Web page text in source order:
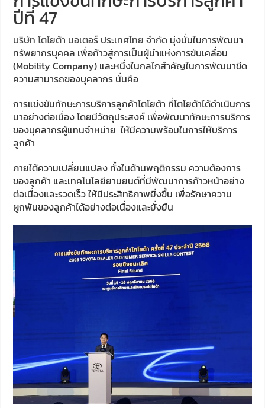
ปีที่ 47
บริษัท โตโยต้า มอเตอร์ ประเทศไทย จำกัด มุ่งมั่นในการพัฒนา
ทรัพยากรบุคคล เพื่อก้าวสู่การเป็นผู้นำแห่งการขับเคลื่อน
(Mobility Company) และหนึ่งในกลไกสำคัญในการพัฒนาขีด
ความสามารถของบุคลากร นั่นคือ
การแข่งขันทักษะการบริการลูกค้าโตโยต้า ที่โตโยต้าได้ดำเนินการ
มาอย่างต่อเนื่อง โดยมีวัตถุประสงค์ เพื่อพัฒนาทักษะการบริการ
ของบุคลากรผู้แทนจำหน่าย ให้มีความพร้อมในการให้บริการ
ลูกค้า
ภายใต้ความเปลี่ยนแปลง ทั้งในด้านพฤติกรรม ความต้องการ
ของลูกค้า และเทคโนโลยียานยนต์ที่มีพัฒนาการก้าวหน้าอย่าง
ต่อเนื่องและรวดเร็ว ให้มีประสิทธิภาพยิ่งขึ้น เพื่อรักษาความ
ผูกพันของลูกค้าได้อย่างต่อเนื่องและยั่งยืน